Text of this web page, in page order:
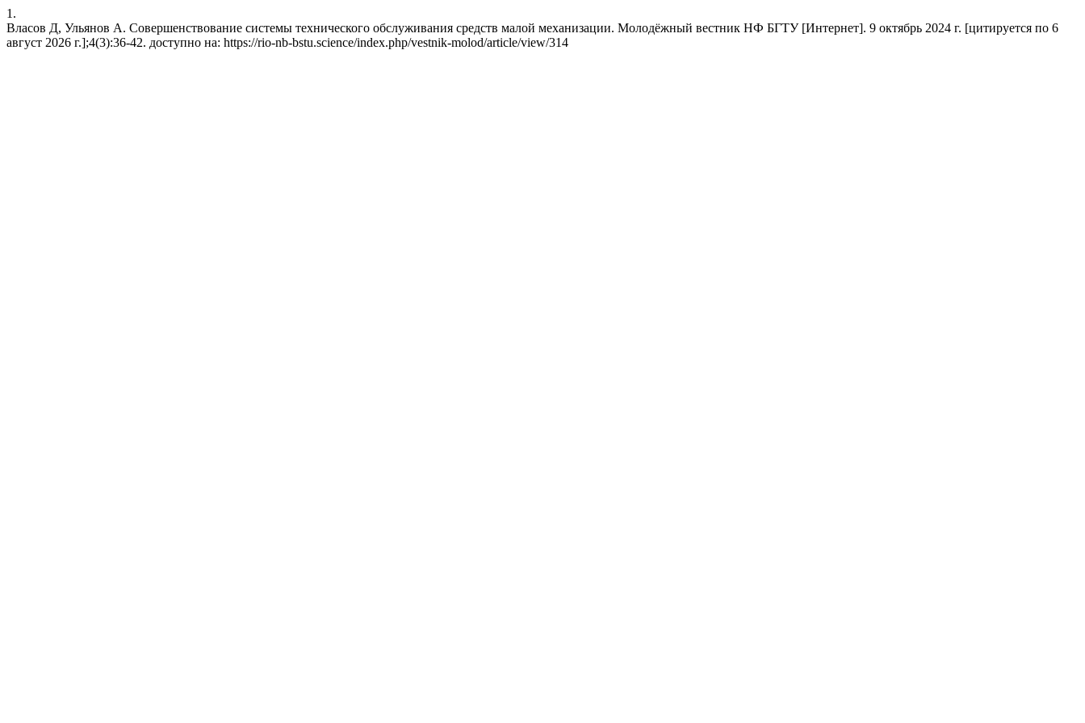
1.
Власов Д, Ульянов А. Совершенствование системы технического обслуживания средств малой механизации. Молодёжный вестник НФ БГТУ [Интернет]. 9 октябрь 2024 г. [цитируется по 6
август 2026 г.];4(3):36-42. доступно на: https://rio-nb-bstu.science/index.php/vestnik-molod/article/view/314